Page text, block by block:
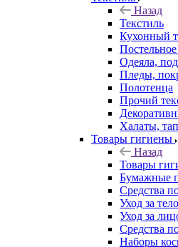
Назад
Текстиль
Кухонный
Постельное
Одеяла,
Пледы,
Полотенца
Прочий
Халаты,
Товары гигиены
Назад
Товары
Бумажные
Средства
Уход за
Уход за
Средства
Наборы